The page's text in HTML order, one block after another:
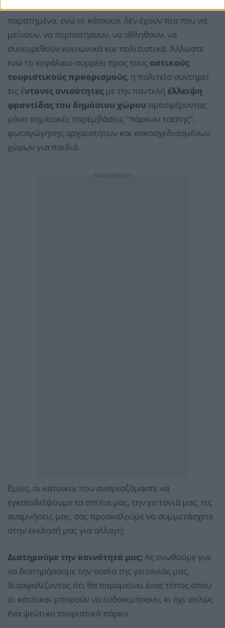
παραμένουν άδεια, εγκαταλελειμμένα και
παρατημένα, ενώ οι κάτοικοι δεν έχουν πια που να
μείνουν, να περπατήσουν, να αθληθούν, να
συνευρεθούν κοινωνικά και πολιτιστικά. Άλλωστε
ενώ το κεφάλαιο συρρέει προς τους αστικούς
τουριστικούς προορισμούς, η πολιτεία συντηρεί
τις έντονες ανισότητες με την παντελή έλλειψη
φροντίδας του δημόσιου χώρου προσφέροντας
μόνο σημειακές παρεμβάσεις "πάρκων τσέπης",
φωταγώγησης αρχαιοτήτων και κακοσχεδιασμένων
χώρων για παιδιά.
Εμείς, οι κάτοικοι που αναγκαζόμαστε να
εγκαταλείψουμε τα σπίτια μας, την γειτονιά μας, τις
αναμνήσεις μας, σας προσκαλούμε να συμμετάσχετε
στην έκκλησή μας για αλλαγή:
Διατηρούμε την κοινότητά μας: Ας ενωθούμε για
να διατηρήσουμε την ουσία της γειτονιάς μας,
διασφαλίζοντας ότι θα παραμείνει ένας τόπος όπου
οι κάτοικοι μπορούν να ευδοκιμήσουν, κι όχι απλώς
ένα ψεύτικο τουριστικό πάρκο.